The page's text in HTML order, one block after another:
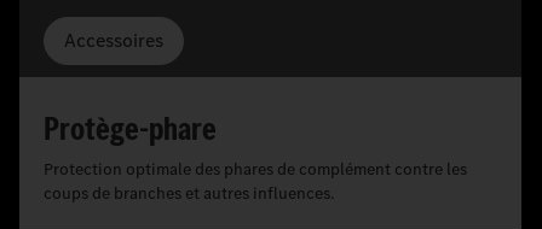
Accessoires
Protège-phare
Protection optimale des phares de complément contre les
coups de branches et autres influences.